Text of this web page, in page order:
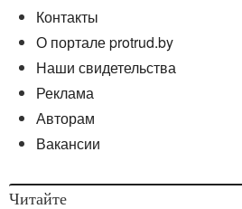
Контакты
О портале protrud.by
Наши свидетельства
Реклама
Авторам
Вакансии
Читайте